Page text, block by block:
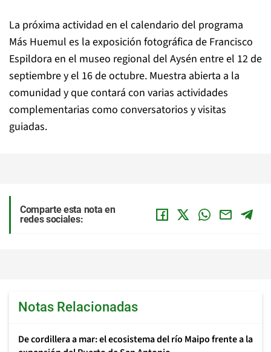
La próxima actividad en el calendario del programa
Más Huemul es la exposición fotográfica de Francisco
Espildora en el museo regional del Aysén entre el 12 de
septiembre y el 16 de octubre. Muestra abierta a la
comunidad y que contará con varias actividades
complementarias como conversatorios y visitas
guiadas.
Comparte esta nota en
redes sociales:
Notas Relacionadas
De cordillera a mar: el ecosistema del río Maipo frente a la